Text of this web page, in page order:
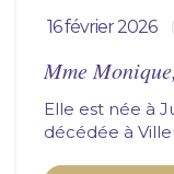
16 février 2026
Mme
Elle est née à
décédée à